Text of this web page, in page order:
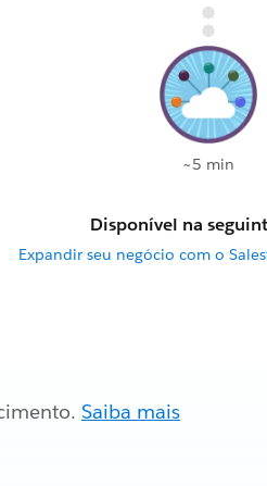
~5 min
Disponível na
Expandir seu negócio com o
Saiba mais